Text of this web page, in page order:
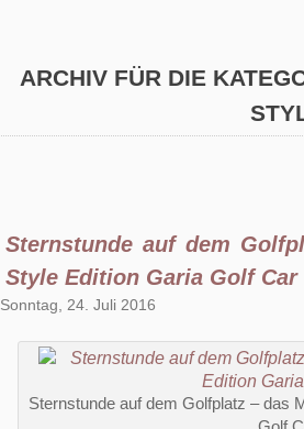
ARCHIV FÜR DIE
Sternstunde auf dem
Style Edition Garia Golf Car
Sonntag, 24. Juli 2016
Sternstunde auf dem Golfplatz – das